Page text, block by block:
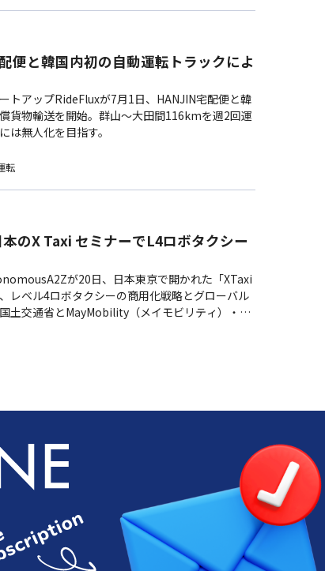
便と韓国内初の自動運転トラックによ
トアップRideFluxが7月1日、HANJIN宅配便と韓
貨物輸送を開始。群山〜大田間116kmを週2回運
は無人化を目指す。
転
のX Taxi セミナーでL4ロボタクシー
が20日、日本東京で開かれた「XTaxi
レベル4ロボタクシーの商用化戦略とグローバル
土交通省とMayMobility（メイモビリティ）・
ニー.AI…